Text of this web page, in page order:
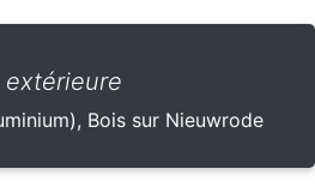
Bois sur Nieuwrode